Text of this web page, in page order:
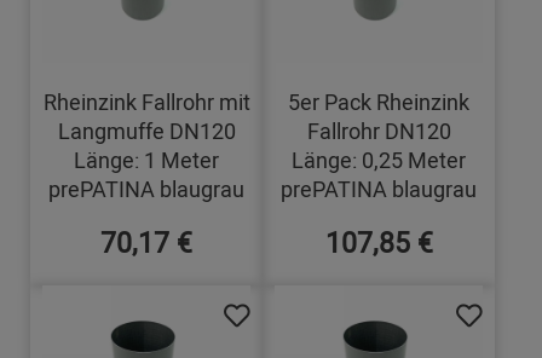
Rheinzink Fallrohr mit
Langmuffe DN120
Länge: 1 Meter
prePATINA blaugrau
70,17 €
5er Pack Rheinzink
Fallrohr DN120
Länge: 0,25 Meter
prePATINA blaugrau
107,85 €